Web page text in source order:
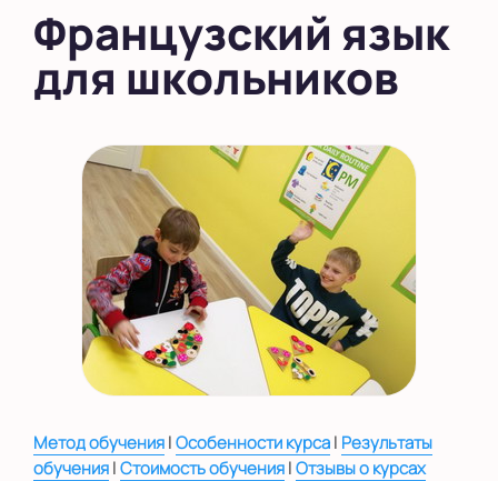
на Парнасе
в Новом Оккервиле
Показать на карте
Выбрать другой город
Французский язык
для школьников
Метод обучения|Особенности курса| Результаты
обучения|Стоимость обучения|Отзывы о курсах